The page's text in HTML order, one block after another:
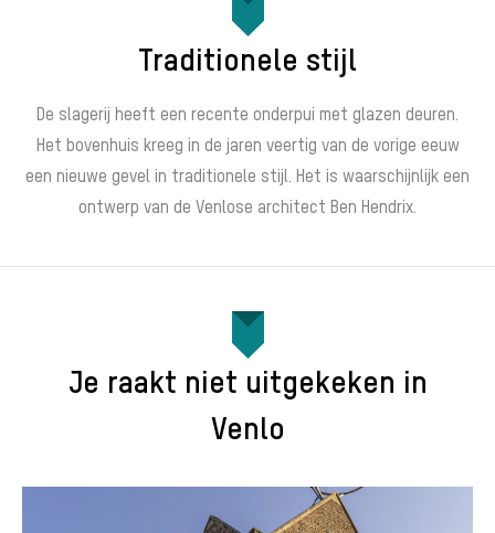
Traditionele stijl
De slagerij heeft een recente onderpui met glazen deuren.
Het bovenhuis kreeg in de jaren veertig van de vorige eeuw
een nieuwe gevel in traditionele stijl. Het is waarschijnlijk een
ontwerp van de Venlose architect Ben Hendrix.
Je raakt niet uitgekeken in
Venlo